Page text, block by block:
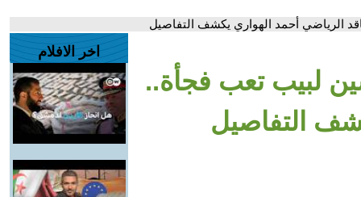
الرياضي أحمد الهواري يكشف التفاصيل
لبيب تعب فجأة..
التفاصيل
اخر الافلام